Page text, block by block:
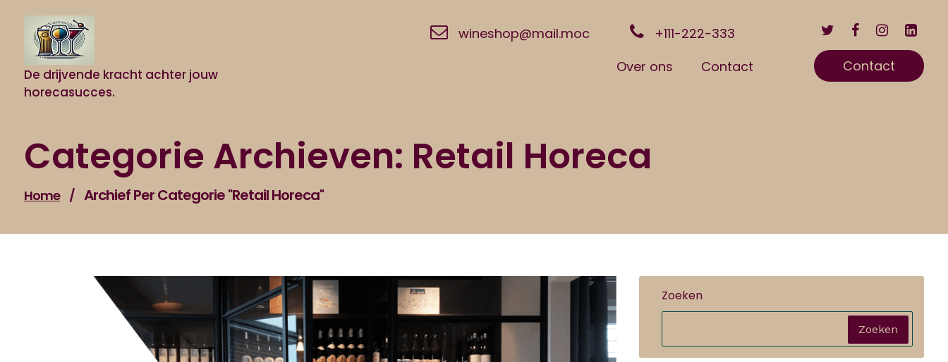
inhoud
De drijvende kracht achter jouw
horecasucces.
wineshop@mail.moc
+111-222-333
Over ons
Contact Contact
Categorie Archieven: Retail Horeca
Home / Archief Per Categorie "retail Horeca"
Zoeken
Zoeken